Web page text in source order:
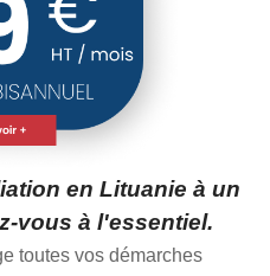
en Lituanie à un
vous à l'essentiel.
toutes vos démarches